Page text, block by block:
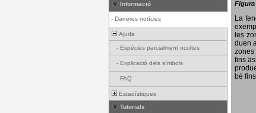
Informació
- Darreres notícies
Ajuda
- Espècies parcialment ocultes
- Explicació dels símbols
- FAQ
Estadístiques
Tutorials
Figura
La
les
duen
zones
fins
bé